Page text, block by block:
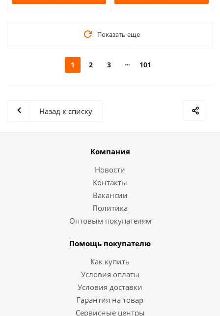
Показать еще
1 2 3 101
Назад к списку
Компания
Новости
Контакты
Вакансии
Политика
Оптовым покупателям
Помощь покупателю
Как купить
Условия оплаты
Условия доставки
Гарантия на товар
Сервисные центры